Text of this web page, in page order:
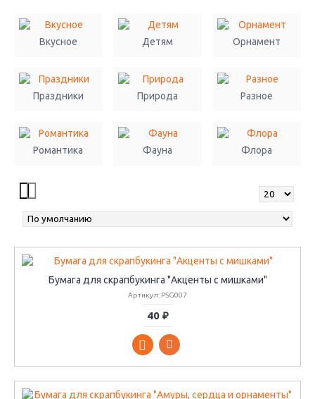
Вкусное Детям Орнамент
Праздники Природа Разное
Романтика Фауна Флора
Бумага для скрапбукинга "Акценты с мишками"
Артикул: PSG007
40 ₽